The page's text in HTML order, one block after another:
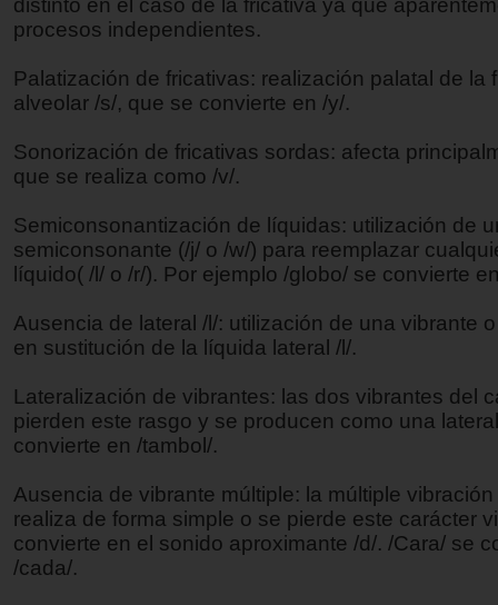
procesos independientes.
Palatización de fricativas: realización palatal de la
alveolar /s/, que se convierte en /y/.
Sonorización de fricativas sordas: afecta
que se realiza como /v/.
Semiconsonantización de líquidas: utilización de
semiconsonante (/j/ o /w/) para reemplazar
líquido( /l/ o /r/). Por ejemplo /globo/ se convierte
Ausencia de lateral /l/: utilización de una vibrante
en sustitución de la líquida lateral /l/.
Lateralización de vibrantes: las dos vibrantes del
pierden este rasgo y se producen como una
convierte en /tambol/.
Ausencia de vibrante múltiple: la múltiple
realiza de forma simple o se pierde este carácter
convierte en el sonido aproximante /d/. /Cara/ se
/cada/.